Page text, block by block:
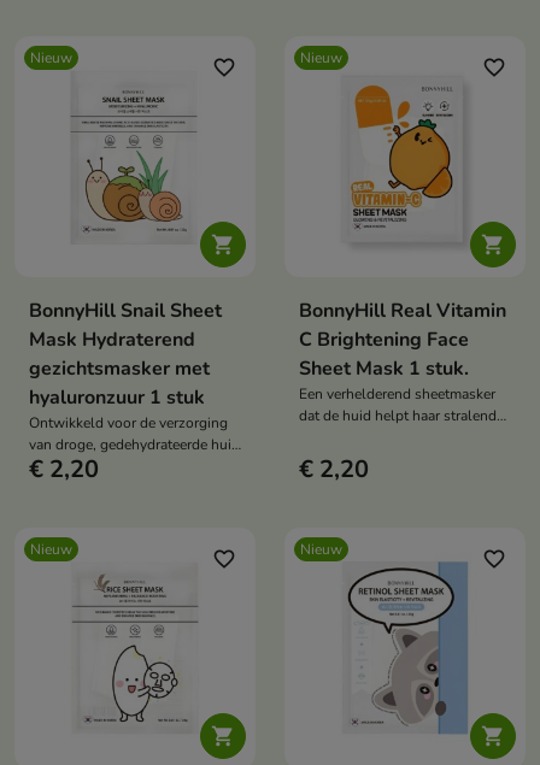
Nieuw

favorite_border
BonnyHill Snail Sheet
Mask Hydraterend
gezichtsmasker met
hyaluronzuur 1 stuk
Ontwikkeld voor de verzorging
van droge, gedehydrateerde huid
die regeneratie nodig heeft.
€ 2,20
Nieuw

favorite_border
BonnyHill Real Vitamin
C Brightening Face
Sheet Mask 1 stuk.
Een verhelderend sheetmasker
dat de huid helpt haar stralende
herstellen.
€ 2,20
Nieuw

favorite_border Nieuw

favorite_border